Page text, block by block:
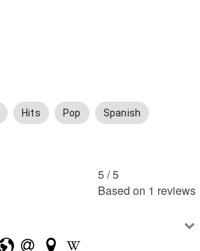
Hits Pop Spanish
5 /5
Based on 1 reviews